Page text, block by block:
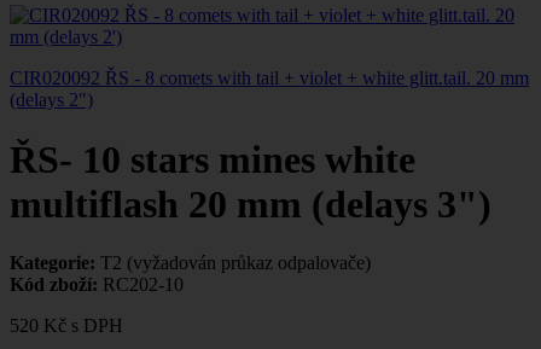
CIR020092 ŘS - 8 comets with tail + violet + white glitt.tail. 20 mm
(delays 2")
ŘS- 10 stars mines white
multiflash 20 mm (delays 3")
Kategorie: T2 (vyžadován průkaz odpalovače)
Kód zboží: RC202-10
520 Kč s DPH